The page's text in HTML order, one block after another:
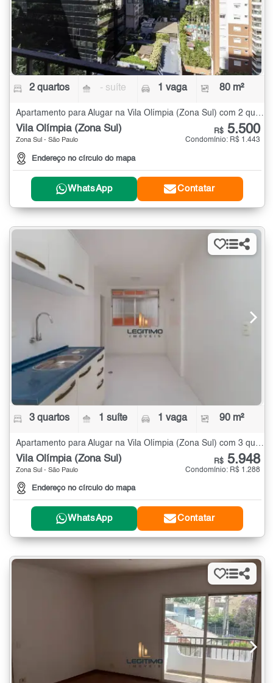
2 quartos - suíte 1 vaga 80 m²
Apartamento para Alugar na Vila Olímpia (Zona Sul) com 2 quartos - 80 m²
Vila Olímpia (Zona Sul)
Zona Sul - São Paulo
Endereço no círculo do mapa
R$ 5.500
Condomínio: R$ 1.443
WhatsApp Contatar
3 quartos 1 suíte 1 vaga 90 m²
Vila Olímpia (Zona Sul)
Zona Sul - São Paulo
Endereço no círculo do mapa
R$ 5.948
Condomínio: R$ 1.288
WhatsApp Contatar